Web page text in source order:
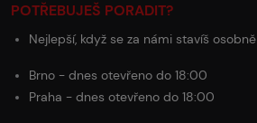
POTŘEBUJEŠ PORADIT?
Nejlepší, když se za námi stavíš osobně
Brno - dnes otevřeno do 18:00
Praha - dnes otevřeno do 18:00